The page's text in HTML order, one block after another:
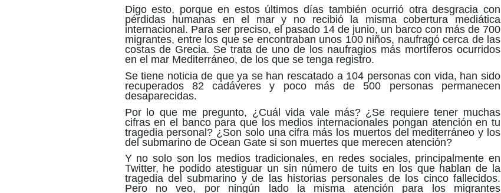
Digo esto, porque en estos últimos días también ocurrió otra desgracia con
pérdidas humanas en el mar y no recibió la misma cobertura mediática
internacional. Para ser preciso, el pasado 14 de junio, un barco con más de 700
migrantes, entre los que se encontraban unos 100 niños, naufragó cerca de las
costas de Grecia. Se trata de uno de los naufragios más mortíferos ocurridos
en el mar Mediterráneo, de los que se tenga registro.
Se tiene noticia de que ya se han rescatado a 104 personas con vida, han sido
recuperados 82 cadáveres y poco más de 500 personas permanecen
desaparecidas.
Por lo que me pregunto, ¿Cuál vida vale más? ¿Se requiere tener muchas
cifras en el banco para que los medios internacionales pongan atención en tu
tragedia personal? ¿Son solo una cifra más los muertos del mediterráneo y los
del submarino de Ocean Gate si son muertes que merecen atención?
Y no solo son los medios tradicionales, en redes sociales, principalmente en
Twitter, he podido atestiguar un sin número de tuits en los que hablan de la
tragedia del submarino y de las historias personales de los cinco fallecidos.
Pero no veo, por ningún lado la misma atención para los migrantes